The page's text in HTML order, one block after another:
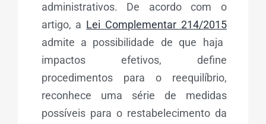
administrativos. De acordo com o
artigo, a Lei Complementar 214/2015
admite a possibilidade de que haja
impactos efetivos, define
procedimentos para o reequilíbrio,
reconhece uma série de medidas
possíveis para o restabelecimento da